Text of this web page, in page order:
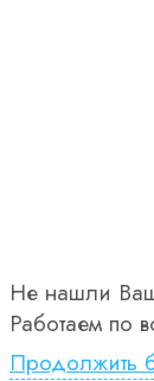
Не нашли
Работаем по
Продолжить